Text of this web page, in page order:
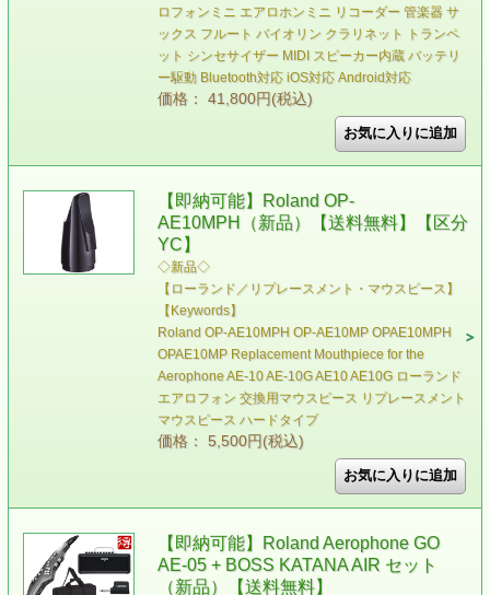
ロフォンミニ エアロホンミニ リコーダー 管楽器 サ
ックス フルート バイオリン クラリネット トランペ
ット シンセサイザー MIDI スピーカー内蔵 バッテリ
ー駆動 Bluetooth対応 iOS対応 Android対応
価格： 41,800円(税込)
【即納可能】Roland OP-
AE10MPH（新品）【送料無料】【区分
YC】
◇新品◇
【ローランド／リプレースメント・マウスピース】
【Keywords】
Roland OP-AE10MPH OP-AE10MP OPAE10MPH
OPAE10MP Replacement Mouthpiece for the
Aerophone AE-10 AE-10G AE10 AE10G ローランド
エアロフォン 交換用マウスピース リプレースメント
マウスピース ハードタイプ
価格： 5,500円(税込)
【即納可能】Roland Aerophone GO
AE-05 + BOSS KATANA AIR セット
（新品）【送料無料】